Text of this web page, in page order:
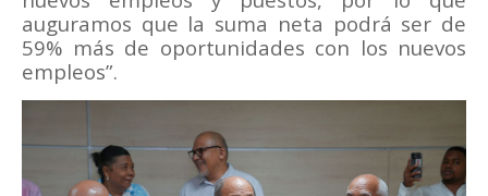
auguramos que la suma neta podrá ser de
59% más de oportunidades con los nuevos
empleos”.